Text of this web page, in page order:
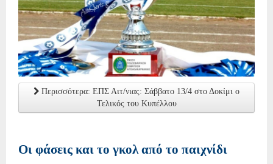
Περισσότερα: ΕΠΣ Αιτ/νιας: Σάββατο 13/4 στο Δοκίμι ο
Τελικός του Κυπέλλου
Οι φάσεις και το γκολ από το παιχνίδι